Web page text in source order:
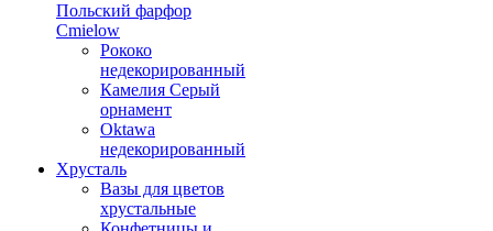
Польский фарфор
Сmielow
Рококо
недекорированный
Камелия Серый
орнамент
Oktawa
недекорированный
Хрусталь
Вазы для цветов
хрустальные